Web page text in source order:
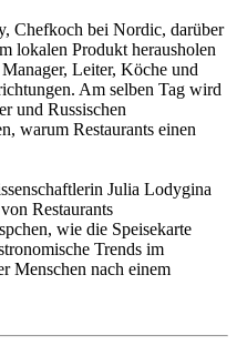
Chefkoch bei Nordic, darüber
lokalen Produkt herausholen
Leiter, Köche und
Am selben Tag wird
und Russischen
warum Restaurants einen
Julia Lodygina
Restaurants
wie die Speisekarte
Trends im
Menschen nach einem